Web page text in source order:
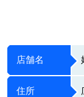
店舗名
住所